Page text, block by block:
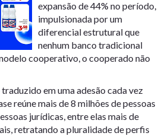
expansão de 44% no período,
impulsionada por um
diferencial estrutural que
nenhum banco tradicional
cooperativo, o cooperado não
em uma adesão cada vez
reúne mais de 8 milhões de pessoas
jurídicas, entre elas mais de
retratando a pluralidade de perfis